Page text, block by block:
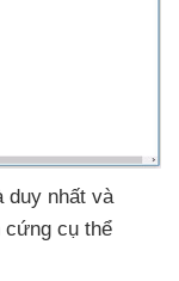
duy nhất và
cứng cụ thể